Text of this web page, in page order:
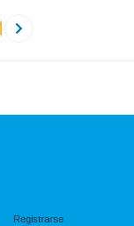
Registrarse